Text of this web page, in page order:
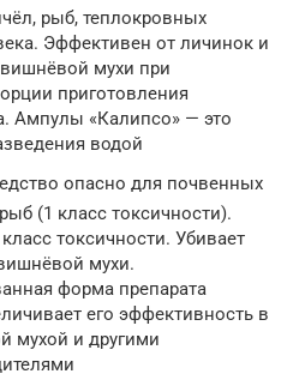
рыб, теплокровных
Эффективен от личинок и
мухи при
приготовления
Ампулы «Калипсо» — это
водой
опасно для почвенных
(1 класс токсичности).
токсичности. Убивает
мухи.
форма препарата
его эффективность в
мухой и другими